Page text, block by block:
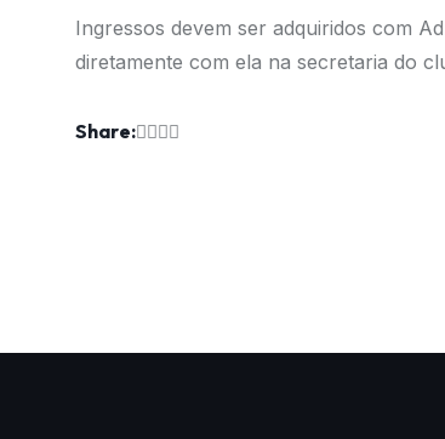
Ingressos devem ser adquiridos com
diretamente com ela na secretaria do
Share: